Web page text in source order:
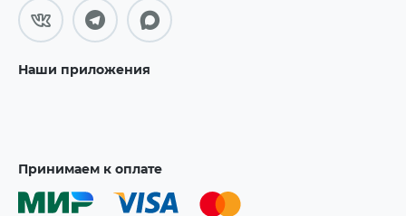
Наши приложения
Принимаем к оплате